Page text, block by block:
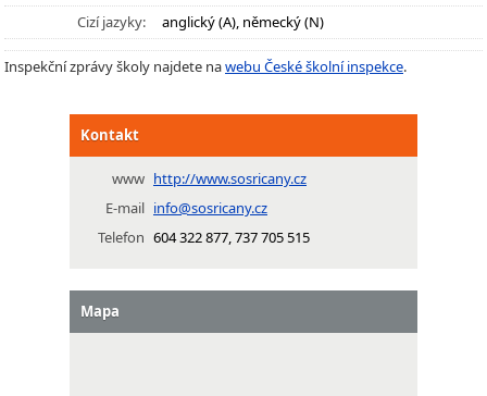
Cizí jazyky: anglický (A), německý (N)
Inspekční zprávy školy najdete nawebu České školní inspekce.
Kontakt
www http://www.sosricany.cz
E-mail info@sosricany.cz
Telefon 604 322 877, 737 705 515
Mapa